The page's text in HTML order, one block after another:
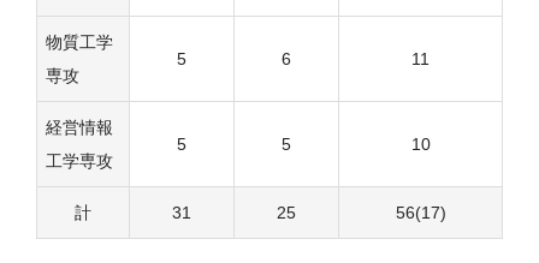
物質工学
専攻
5 6 11
経営情報
工学専攻
5 5 10
計 31 25 56(17)